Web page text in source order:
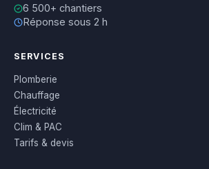
6 500+ chantiers
Réponse sous 2 h
SERVICES
Plomberie
Chauffage
Électricité
Clim & PAC
Tarifs & devis